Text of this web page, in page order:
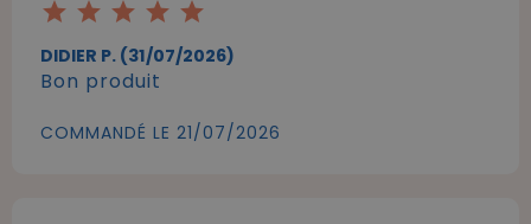
star star star star star
DIDIER P. (31/07/2026)
Bon produit
COMMANDÉ LE 21/07/2026